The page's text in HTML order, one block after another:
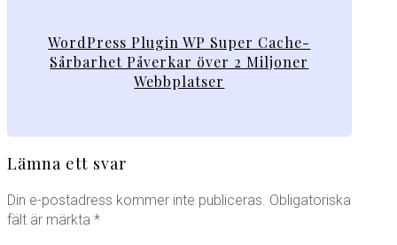
WordPress Plugin WP Super Cache-
Sårbarhet Påverkar över 2 Miljoner
Webbplatser
Lämna ett svar
Din e-postadress kommer inte publiceras. Obligatoriska
fält är märkta *